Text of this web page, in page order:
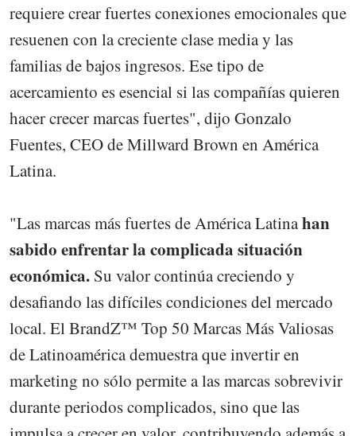
requiere crear fuertes conexiones emocionales que
resuenen con la creciente clase media y las
familias de bajos ingresos. Ese tipo de
acercamiento es esencial si las compañías quieren
hacer crecer marcas fuertes", dijo Gonzalo
Fuentes, CEO de Millward Brown en América
Latina.
"Las marcas más fuertes de América Latinahan
sabido enfrentar la complicada situación
económica. Su valor continúa creciendo y
desafiando las difíciles condiciones del mercado
local. El BrandZ™ Top 50 Marcas Más Valiosas
de Latinoamérica demuestra que invertir en
marketing no sólo permite a las marcas sobrevivir
durante periodos complicados, sino que las